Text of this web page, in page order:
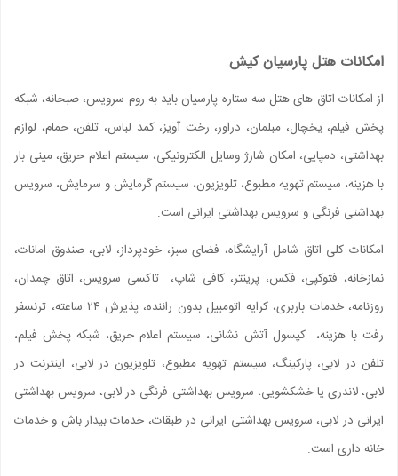
امکانات هتل پارسیان کیش
از امکانات اتاق های هتل سه ستاره پارسیان باید به روم سرویس، صبحانه، شبکه
پخش فیلم، یخچال، مبلمان، دراور، رخت آویز، کمد لباس، تلفن، حمام، لوازم
بهداشتی، دمپایی، امکان شارژ وسایل الکترونیکی، سیستم اعلام حریق، مینی بار
با هزینه، سیستم تهویه مطبوع، تلویزیون، سیستم گرمایش و سرمایش، سرویس
بهداشتی فرنگی و سرویس بهداشتی ایرانی است.
امکانات کلی اتاق شامل آرایشگاه، فضای سبز، خودپرداز، لابی، صندوق امانات،
نمازخانه، فتوکپی، فکس، پرینتر، کافی شاپ، تاکسی سرویس، اتاق چمدان،
روزنامه، خدمات باربری، کرایه اتومبیل بدون راننده، پذیرش ۲۴ ساعته، ترنسفر
رفت با هزینه، کپسول آتش نشانی، سیستم اعلام حریق، شبکه پخش فیلم،
تلفن در لابی، پارکینگ، سیستم تهویه مطبوع، تلویزیون در لابی، اینترنت در
لابی، لاندری یا خشکشویی، سرویس بهداشتی فرنگی در لابی، سرویس بهداشتی
ایرانی در لابی، سرویس بهداشتی ایرانی در طبقات، خدمات بیدار باش و خدمات
خانه داری است.